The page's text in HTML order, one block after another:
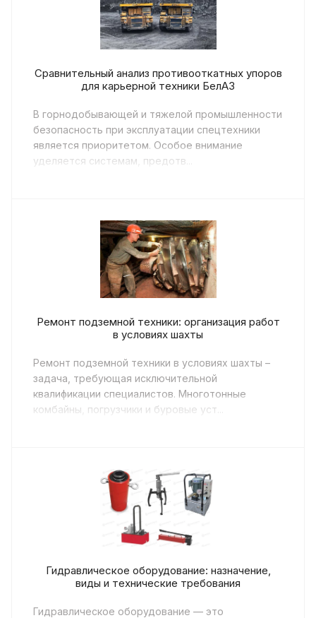
Сравнительный анализ противооткатных упоров
для карьерной техники БелАЗ
В горнодобывающей и тяжелой промышленности
безопасность при эксплуатации спецтехники
является приоритетом. Особое внимание
уделяется системам, предотв...
Ремонт подземной техники: организация работ
в условиях шахты
Ремонт подземной техники в условиях шахты –
задача, требующая исключительной
квалификации специалистов. Многотонные
комбайны, погрузчики и буровые уст...
Гидравлическое оборудование: назначение,
виды и технические требования
Гидравлическое оборудование — это